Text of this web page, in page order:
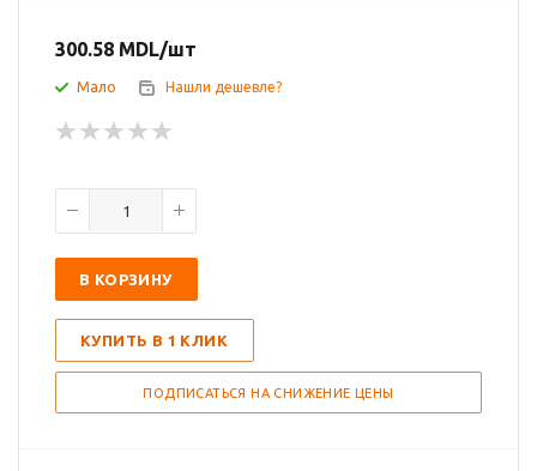
300.58 MDL/шт
Мало Нашли дешевле?
В КОРЗИНУ
КУПИТЬ В 1 КЛИК
ПОДПИСАТЬСЯ НА СНИЖЕНИЕ ЦЕНЫ